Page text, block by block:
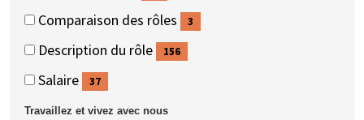
(34
éléments)
Comparaison des rôles
(3
éléments)
3
Description du rôle
(156
éléments)
156
Salaire
(37
37
Travaillez et vivez avec nous